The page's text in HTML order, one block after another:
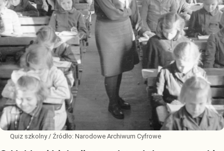
Quiz szkolny/ Źródło: Narodowe Archiwum Cyfrowe